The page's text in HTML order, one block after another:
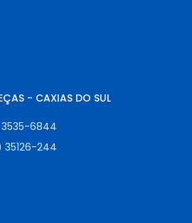
- CAXIAS DO SUL
6844
35126-244